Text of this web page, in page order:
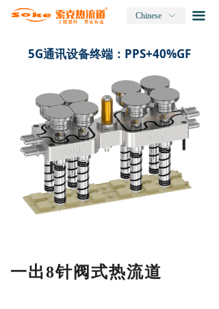
ꀅ
Chinese 끀
5G通讯设备终端：PPS+40%GF
一出8针阀式热流道